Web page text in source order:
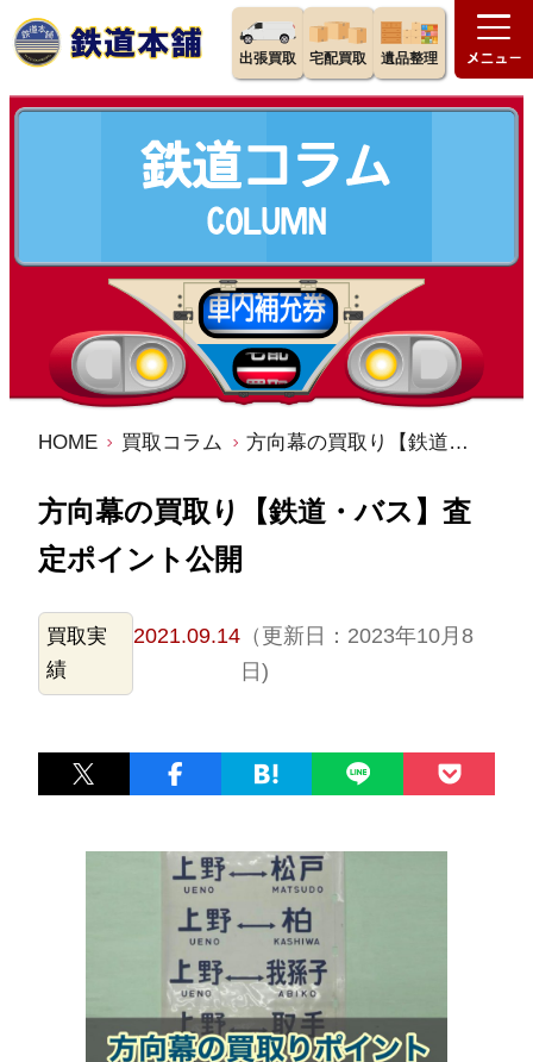
出張買取 宅配買取 遺品整理
HOME 買取コラム 方向幕の買取り【鉄道・バス】査定ポイント公開
方向幕の買取り【鉄道・バス】査
定ポイント公開
買取実
績
2021.09.14 （更新日：2023年10月8
日)